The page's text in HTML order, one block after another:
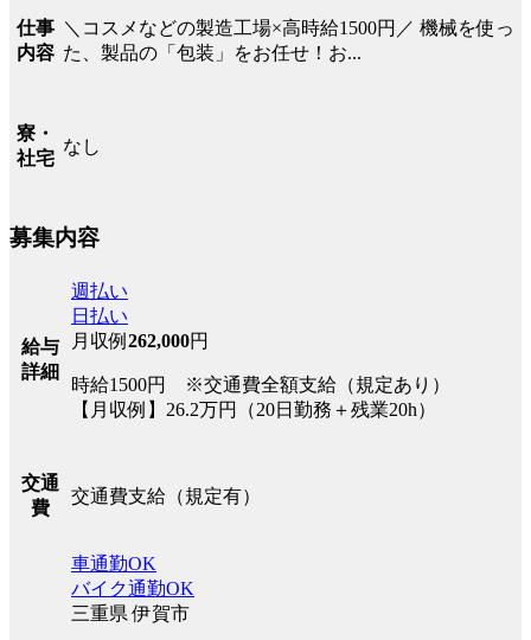
仕事
内容
＼コスメなどの製造工場×高時給1500円／ 機械を使っ
た、製品の「包装」をお任せ！お...
寮・
社宅
なし
募集内容
給与
詳細
週払い
日払い
月収例 262,000円
時給1500円 ※交通費全額支給（規定あり）
【月収例】26.2万円（20日勤務＋残業20h）
交通
費
交通費支給（規定有）
車通勤OK
バイク通勤OK
三重県 伊賀市